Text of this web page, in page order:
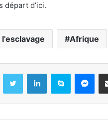
départ d’ici.
Afrique